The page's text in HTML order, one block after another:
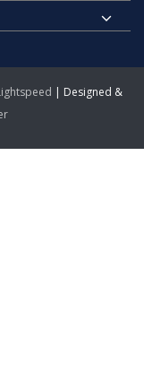
| Designed &